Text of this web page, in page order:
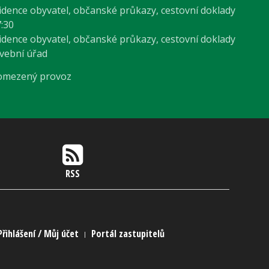
obyvatel, občanské průkazy, cestovní doklady
obyvatel, občanské průkazy, cestovní doklady
úřad
provoz
RSS
/ Můj účet Portál zastupitelů